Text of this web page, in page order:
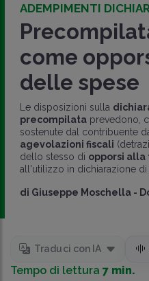
ADEMPIMENTI
come
delle spese
Le disposizioni sulla
precompilataprevedono,
sostenute dal contribuente
agevolazioni fiscali
dello stesso di opporsi alla
all'utilizzo in dichiarazione di
di Giuseppe Moschella -
Traduci con IA
Tempo di lettura 7 min.